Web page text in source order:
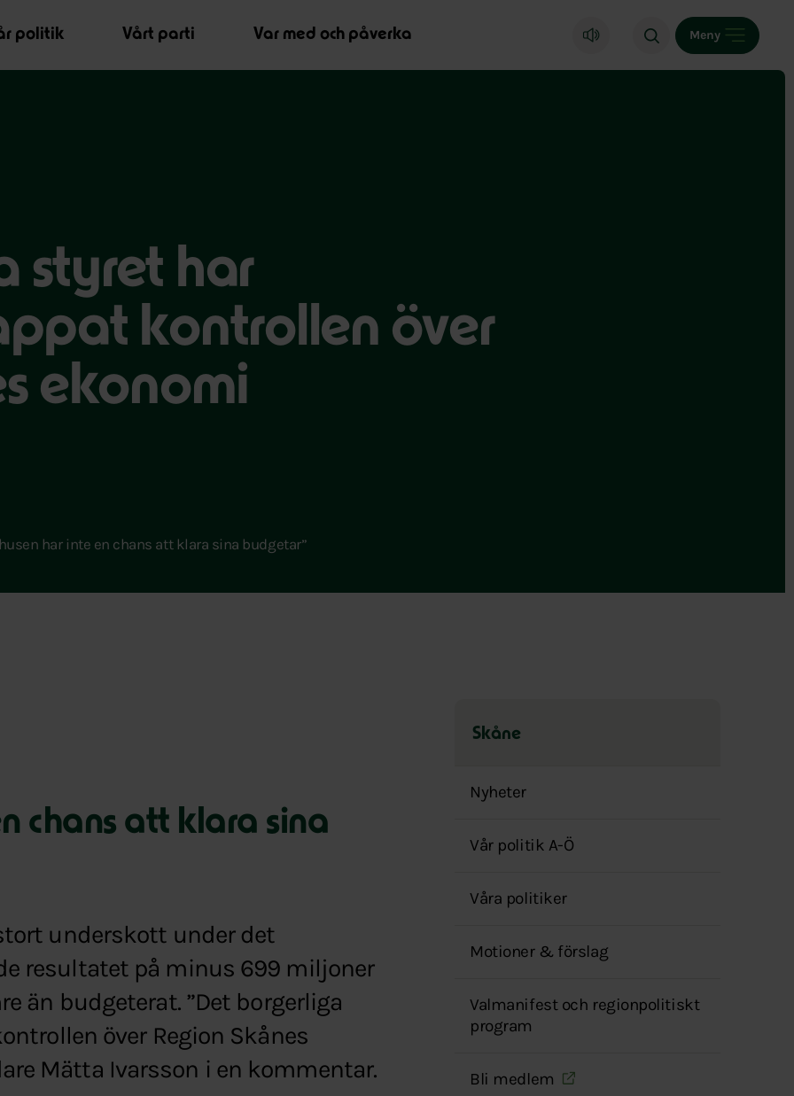
politik
Vårt parti Var med och påverka Meny
styret har
kontrollen över
ekonomi
har inte en chans att klara sina budgetar”
chans att klara sina
underskott under det
resultatet på minus 699 miljoner
än budgeterat. ”Det borgerliga
över Region Skånes
Mätta Ivarsson i en kommentar.
Skåne
över
menyn
Nyheter
Vår politik A-Ö
Våra politiker
Motioner & förslag
Valmanifest och regionpolitiskt
program
Bli medlem